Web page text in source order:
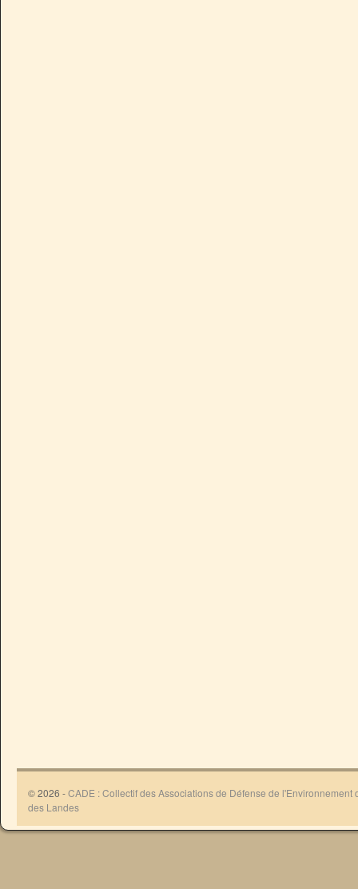
© 2026 -CADE : Collectif des Associations de Défense de l'Environnement
des Landes